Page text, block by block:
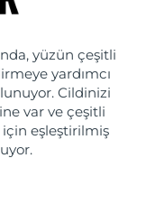
yüzün çeşitli
yardımcı
Cildinizi
var ve çeşitli
eşleştirilmiş